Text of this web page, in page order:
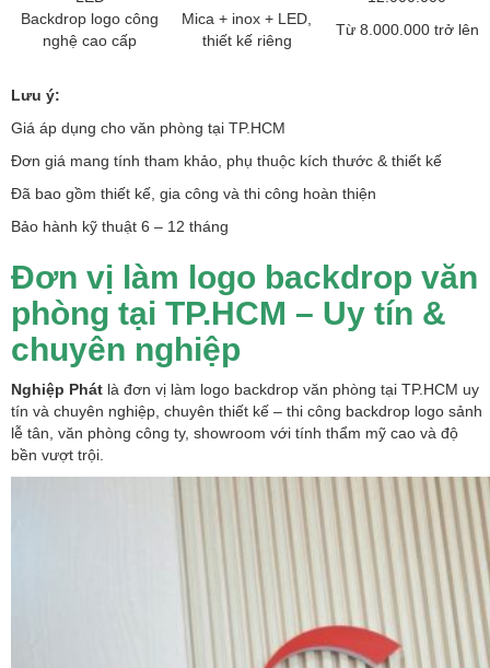
Backdrop logo công
nghệ cao cấp
Mica + inox + LED,
thiết kế riêng
Từ 8.000.000 trở lên
Lưu ý:
Giá áp dụng cho văn phòng tại TP.HCM
Đơn giá mang tính tham khảo, phụ thuộc kích thước & thiết kế
Đã bao gồm thiết kế, gia công và thi công hoàn thiện
Bảo hành kỹ thuật 6 – 12 tháng
Đơn vị làm logo backdrop văn
phòng tại TP.HCM – Uy tín &
chuyên nghiệp
Nghiệp Phát là đơn vị làm logo backdrop văn phòng tại TP.HCM uy
tín và chuyên nghiệp, chuyên thiết kế – thi công backdrop logo sảnh
lễ tân, văn phòng công ty, showroom với tính thẩm mỹ cao và độ
bền vượt trội.